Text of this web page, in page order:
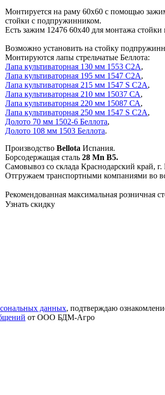
Монтируется на раму 60х60 с помощью
стойки с подпружинником.
Есть зажим 12476 60х40 для монтажа стойки
Возможно установить на стойку
Монтируются лапы стрельчатые Беллота:
Лапа культиваторная 130 мм 1553 С2А,
Лапа культиваторная 195 мм 1547 С2А,
Лапа культиваторная 215 мм 1547 S C2A,
Лапа культиваторная 210 мм 15037 СА,
Лапа культиваторная 220 мм 15087 СА,
Лапа культиваторная 250 мм 1547 S C2A,
Долото 70 мм 1502-6 Беллота,
Долото 108 мм 1503 Беллота.
ПроизводствоBellota Испания.
Борсодержащая сталь28 Mn B5.
Самовывоз со склада Краснодарский край,
Отгружаем транспортными компаниями во
Рекомендованная максимальная розничная
Узнать скидку
данных, подтверждаю
от ООО БДМ-Агро